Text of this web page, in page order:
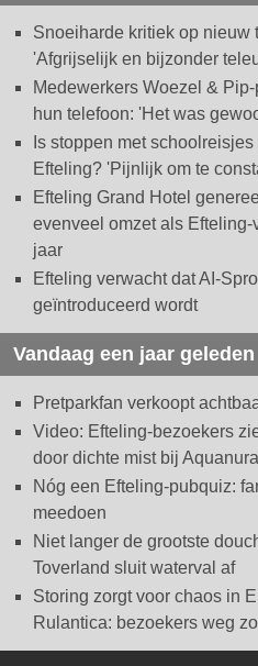
Snoeiharde kritiek op nieuw
'Afgrijselijk en bijzonder
Medewerkers Woezel &
hun telefoon: 'Het was
Is stoppen met
Efteling? 'Pijnlijk om te
Efteling Grand Hotel
evenveel omzet als Efteling-
jaar
Efteling verwacht dat AI-
geïntroduceerd wordt
Vandaag een jaar geleden
Pretparkfan verkoopt
Video: Efteling-bezoekers
door dichte mist bij Aquanura
Nóg een Efteling-pubquiz:
meedoen
Niet langer de grootste
Toverland sluit waterval af
Storing zorgt voor chaos in
Rulantica: bezoekers weg